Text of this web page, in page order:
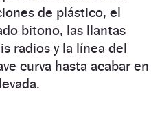
de plástico, el
bitono, las llantas
radios y la línea del
curva hasta acabar en